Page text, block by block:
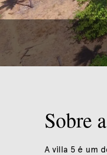
Sobre
A villa 5 é um